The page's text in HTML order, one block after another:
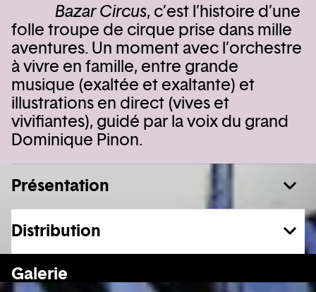
Bazar Circus, c’est l’histoire d’une
folle troupe de cirque prise dans mille
aventures. Un moment avec l’orchestre
à vivre en famille, entre grande
musique (exaltée et exaltante) et
illustrations en direct (vives et
vivifiantes), guidé par la voix du grand
Dominique Pinon.
Présentation
Distribution
Galerie